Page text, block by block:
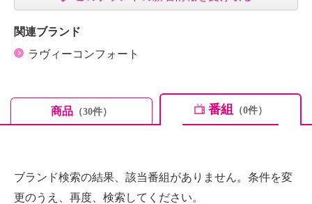
関連ブランド
ラヴィーコンフォート
商品 （30件） 番組 （0件）
ブランド検索の結果、該当番組がありません。条件を変
更のうえ、再度、検索してください。